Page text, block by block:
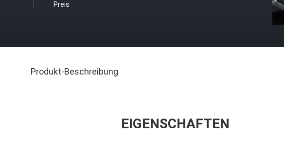
Preis
Produkt-Beschreibung
EIGENSCHAFTEN